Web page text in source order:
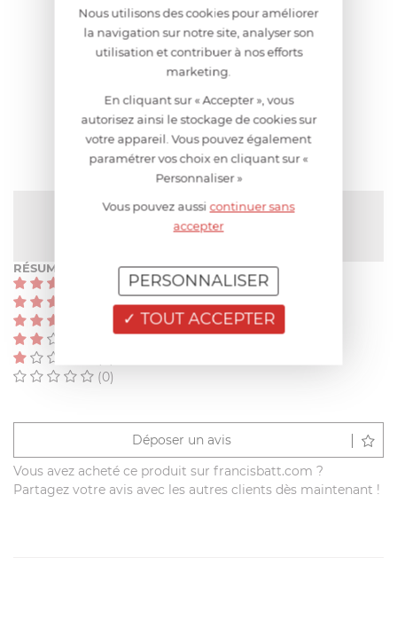
AIDE AU CHOIX
AVIS CLIENT
NOTE MOYENNE
Pas encore de note
RÉSUMÉ
(0)
(0)
Déposer un avis
Vous avez acheté ce produit sur francisbatt.com ?
Partagez votre avis avec les autres clients dès maintenant !
Nous utilisons des cookies pour améliorer
la navigation sur notre site, analyser son
utilisation et contribuer à nos efforts
marketing.
En cliquant sur « Accepter », vous
autorisez ainsi le stockage de cookies sur
votre appareil. Vous pouvez également
paramétrer vos choix en cliquant sur «
Personnaliser »
Vous pouvez aussicontinuer sans
accepter
TOUT ACCEPTER
PERSONNALISER